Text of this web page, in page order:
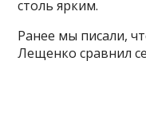
столь ярким.
Ранее мы писали,
Лещенко сравнил